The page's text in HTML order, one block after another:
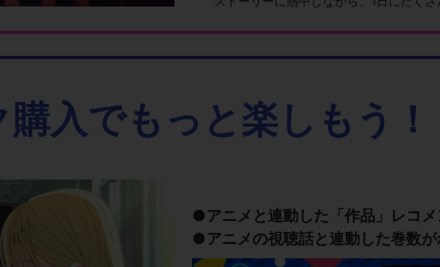
入でもっと楽しもう！
アニメと連動した「作品」レコメ
アニメの視聴話と連動した巻数